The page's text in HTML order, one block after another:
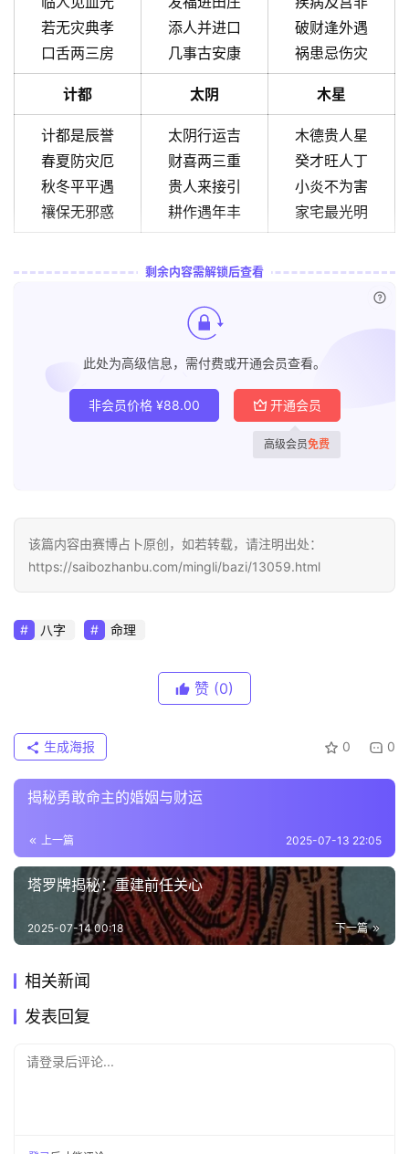
若无灾典孝
口舌两三房
添人并进口
几事古安康
破财逢外遇
祸患忌伤灾
计都 太阴 木星
计都是辰誉
春夏防灾厄
秋冬平平遇
禳保无邪惑
太阴行运吉
财喜两三重
贵人来接引
耕作遇年丰
木德贵人星
癸才旺人丁
小炎不为害
家宅最光明
剩余内容需解锁后查看
此处为高级信息，需付费或开通会员查看。
非会员价格 ¥88.00 开通会员
高级会员免费
该篇内容由赛博占卜原创，如若转载，请注明出处：
https://saibozhanbu.com/mingli/bazi/13059.html
八字 命理
赞 (0)
0 0
生成海报
揭秘勇敢命主的婚姻与财运
上一篇 2025-07-13 22:05
塔罗牌揭秘：重建前任关心
下一篇
2025-07-14 00:18
相关新闻
发表回复
请登录后评论...